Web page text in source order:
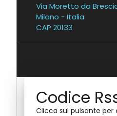
Via Moretto da
Milano - Italia
CAP 20133
Codice
Clicca sul pulsante per